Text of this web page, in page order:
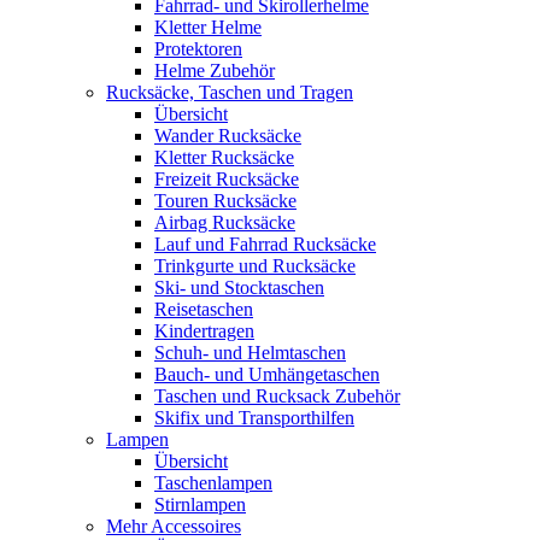
Fahrrad- und Skirollerhelme
Kletter Helme
Protektoren
Helme Zubehör
Rucksäcke, Taschen und Tragen
Übersicht
Wander Rucksäcke
Kletter Rucksäcke
Freizeit Rucksäcke
Touren Rucksäcke
Airbag Rucksäcke
Lauf und Fahrrad Rucksäcke
Trinkgurte und Rucksäcke
Ski- und Stocktaschen
Reisetaschen
Kindertragen
Schuh- und Helmtaschen
Bauch- und Umhängetaschen
Taschen und Rucksack Zubehör
Skifix und Transporthilfen
Lampen
Übersicht
Taschenlampen
Stirnlampen
Mehr Accessoires